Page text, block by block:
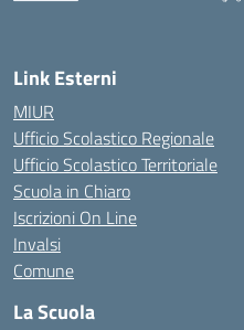
Link Esterni
MIUR
Ufficio Scolastico Regionale
Ufficio Scolastico Territoriale
Scuola in Chiaro
Iscrizioni On Line
Invalsi
Comune
La Scuola